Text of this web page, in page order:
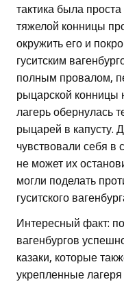
тактика была
тяжелой конницы
окружить его и
гуситским
полным провалом,
рыцарской конницы
лагерь обернулась
рыцарей в капусту.
чувствовали себя в
не может их
могли поделать
гуситского
Интересный факт:
вагенбургов
казаки, которые
укрепленные лагеря